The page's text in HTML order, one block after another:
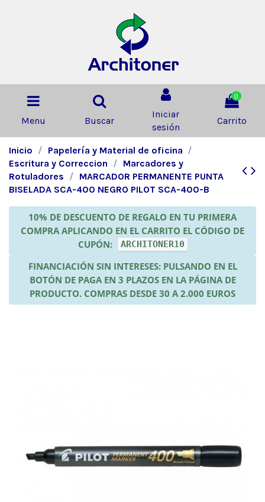
Menu Buscar
Iniciar
sesión
0
Carrito
Inicio
Papelería y Material de oficina
Escritura y Correccion
Marcadores y
Rotuladores
MARCADOR PERMANENTE PUNTA
BISELADA SCA-400 NEGRO PILOT SCA-400-B
10% DE DESCUENTO DE REGALO EN TU PRIMERA
COMPRA APLICANDO EN EL CARRITO EL CÓDIGO DE
CUPÓN:
ARCHITONER10
FINANCIACIÓN SIN INTERESES: PULSANDO EN EL
BOTÓN DE PAGA EN 3 PLAZOS EN LA PÁGINA DE
PRODUCTO. COMPRAS DESDE 30 A 2.000 EUROS